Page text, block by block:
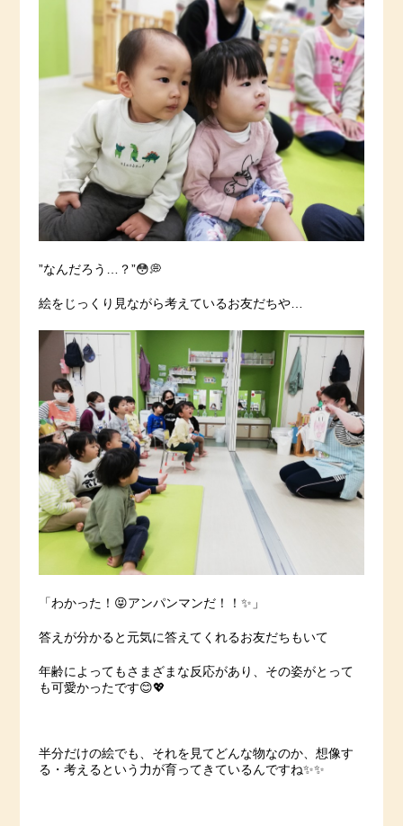
”なんだろう…？”😳💭
絵をじっくり見ながら考えているお友だちや…
「わかった！😝アンパンマンだ！！✨」
答えが分かると元気に答えてくれるお友だちもいて
年齢によってもさまざまな反応があり、その姿がとって
も可愛かったです😊💖
半分だけの絵でも、それを見てどんな物なのか、想像す
る・考えるという力が育ってきているんですね✨✨